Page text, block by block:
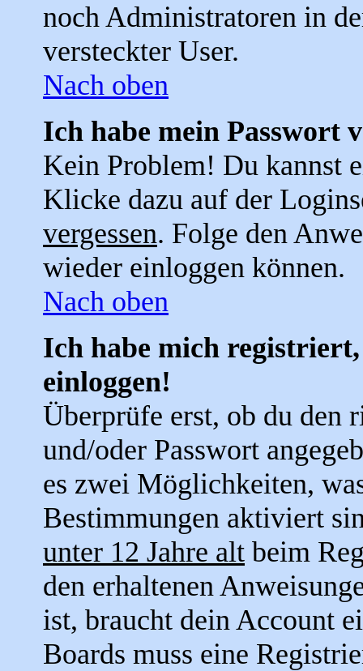
noch Administratoren in
versteckter User.
Nach oben
Ich habe mein Passwort
Kein Problem! Du kannst
Klicke dazu auf der
vergessen. Folge den
wieder einloggen können.
Nach oben
Ich habe mich
einloggen!
Überprüfe erst, ob du den
und/oder Passwort
es zwei Möglichkeiten,
Bestimmungen aktiviert
unter 12 Jahre alt beim
den erhaltenen
ist, braucht dein Account
Boards muss eine